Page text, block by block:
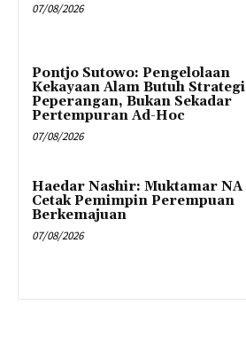
07/08/2026
Pontjo Sutowo: Pengelolaan
Kekayaan Alam Butuh Strategi
Peperangan, Bukan Sekadar
Pertempuran Ad-Hoc
07/08/2026
Haedar Nashir: Muktamar NA
Cetak Pemimpin Perempuan
Berkemajuan
07/08/2026